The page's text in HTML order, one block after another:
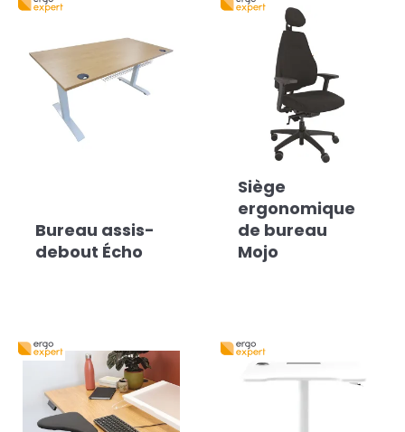
Bureau assis-
debout Écho
Siège
ergonomique
de bureau
Mojo